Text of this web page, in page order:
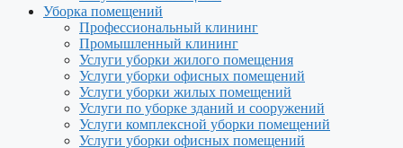
Уборка помещений
Профессиональный клининг
Промышленный клининг
Услуги уборки жилого помещения
Услуги уборки офисных помещений
Услуги уборки жилых помещений
Услуги по уборке зданий и сооружений
Услуги комплексной уборки помещений
Услуги уборки офисных помещений